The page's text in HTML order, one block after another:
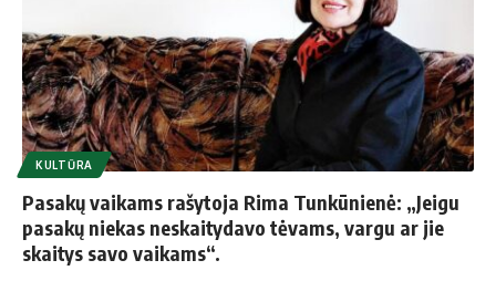
KULTŪRA
Pasakų vaikams rašytoja Rima Tunkūnienė: „Jeigu
pasakų niekas neskaitydavo tėvams, vargu ar jie
skaitys savo vaikams“.